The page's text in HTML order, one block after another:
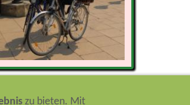
zu bieten. Mit